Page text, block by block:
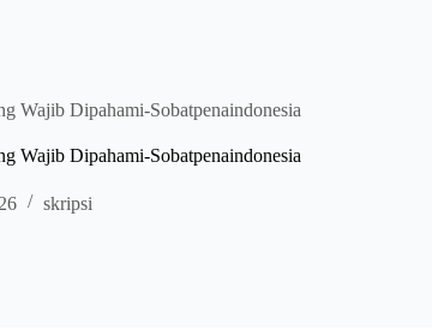
Wajib Dipahami-Sobatpenaindonesia
Wajib Dipahami-Sobatpenaindonesia
skripsi